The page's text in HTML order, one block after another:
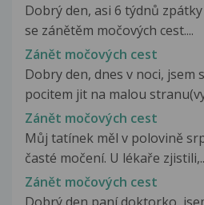
Dobrý den, asi 6 týdnů
se zánětěm močových cest....
Zánět močových cest
Dobry den, dnes v noci, jsem
pocitem jit na malou
Zánět močových cest
Můj tatínek měl v polovině
časté močení. U lékaře
Zánět močových cest